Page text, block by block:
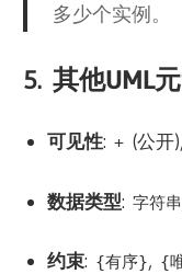
多少个实例。
5.其他UML
可见性: +(公开),
数据类型: 字符串
约束: {有序}, {